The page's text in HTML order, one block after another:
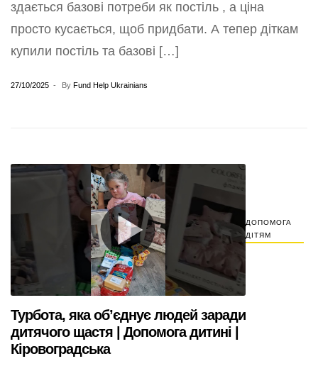
здається базові потреби як постіль , а ціна
просто кусається, щоб придбати. А тепер діткам
купили постіль та базові […]
27/10/2025 By Fund Help Ukrainians
ДОПОМОГА
ДІТЯМ
Турбота, яка об’єднує людей заради
дитячого щастя | Допомога дитині |
Кіровоградська